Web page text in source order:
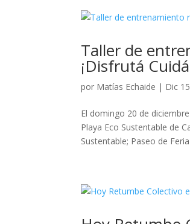
Taller de
¡Disfrutá
por Matías Echaide | Dic
El domingo 20 de
Playa Eco Sustentable de
Sustentable; Paseo de